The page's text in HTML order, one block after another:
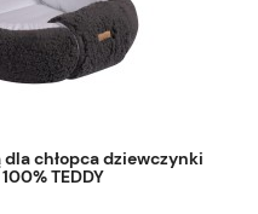
chłopca dziewczynki
TEDDY